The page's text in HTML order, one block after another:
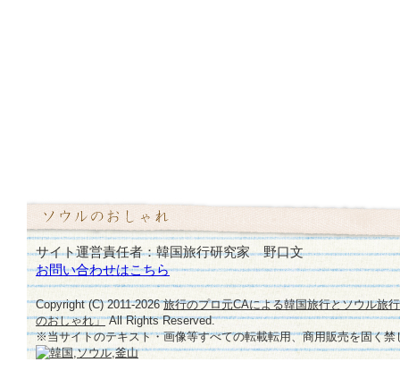
サイト運営責任者：韓国旅行研究家 野口文
お問い合わせはこちら
Copyright (C) 2011-2026旅行のプロ元CAによる韓国旅行とソウル旅
のおしゃれ」All Rights Reserved.
※当サイトのテキスト・画像等すべての転載転用、商用販売を固く禁